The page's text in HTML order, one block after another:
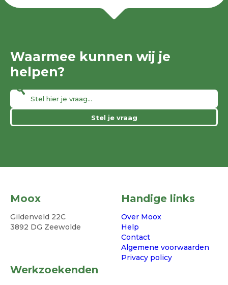
Waarmee kunnen wij je
helpen?
Stel je vraag
Moox
Gildenveld 22C
3892 DG Zeewolde
Handige links
Over Moox
Help
Contact
Algemene voorwaarden
Privacy policy
Werkzoekenden